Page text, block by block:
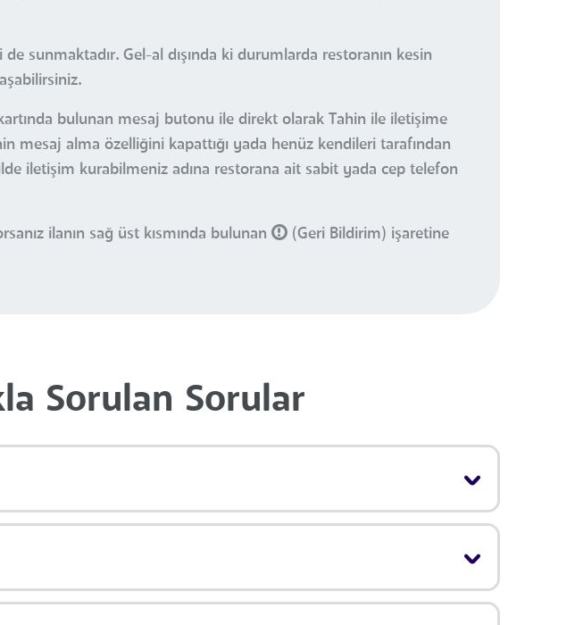
sunmaktadır. Gel-al dışında ki durumlarda restoranın kesin
bulunan mesaj butonu ile direkt olarak Tahin ile iletişime
alma özelliğini kapattığı yada henüz kendileri tarafından
iletişim kurabilmeniz adına restorana ait sabit yada cep telefon
ilanın sağ üst kısmında bulunan
(Geri Bildirim) işaretine
Sorulan Sorular